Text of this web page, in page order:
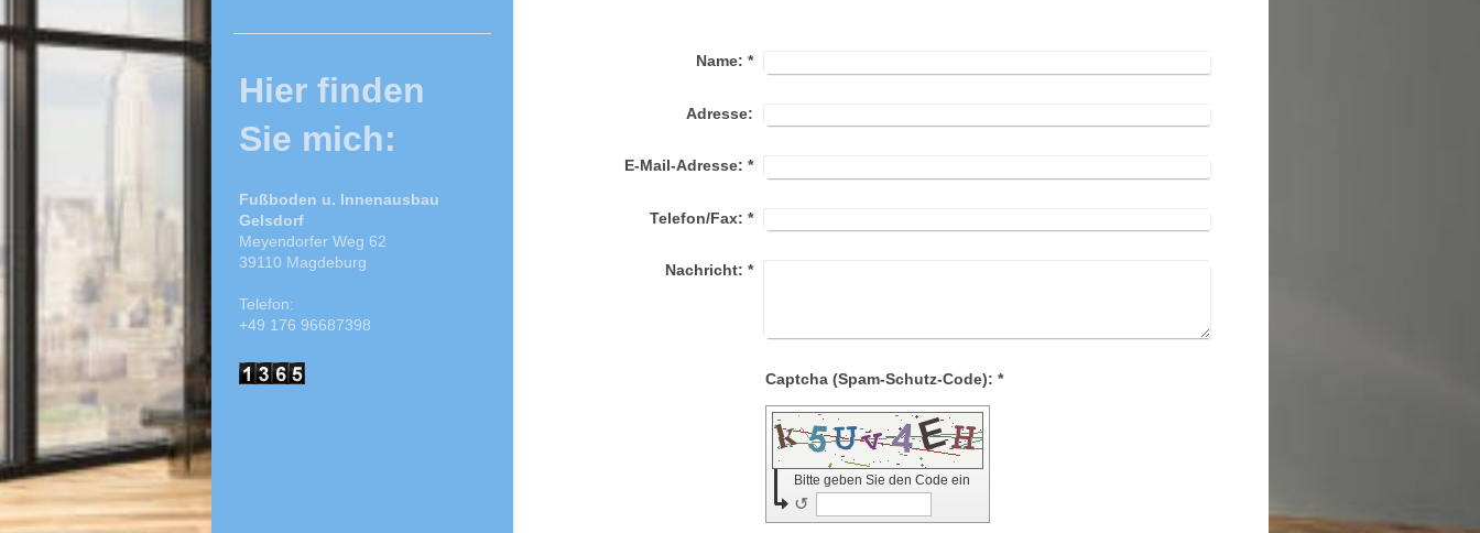
Name: *
Adresse:
E-Mail-Adresse: *
Telefon/Fax: *
Nachricht: *
Captcha (Spam-Schutz-Code): *
Bitte geben Sie den Code ein
↺
Hier finden
Sie mich:
Fußboden u. Innenausbau
Gelsdorf
Meyendorfer Weg 62
39110 Magdeburg
Telefon:
+49 176 96687398